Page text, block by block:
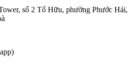
số 2 Tố Hữu, phường Phước Hải,